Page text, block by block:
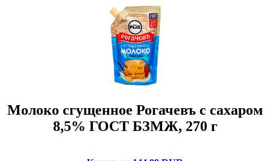
Молоко сгущенное Рогачевъ с сахаром
8,5% ГОСТ БЗМЖ, 270 г